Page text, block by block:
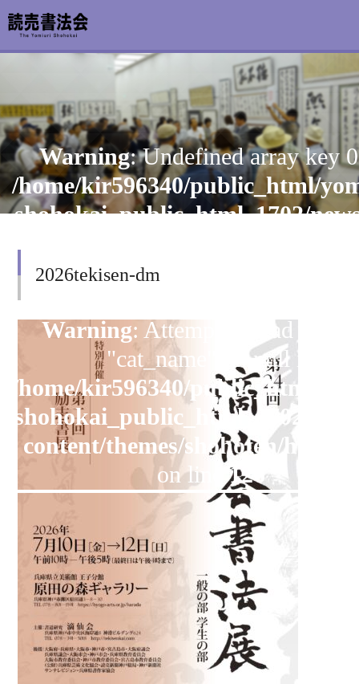
Warning: Undefined array key
/home/kir596340/public_html/
shohokai_public_html_1702/
on line
Warning: Attempt to read
"cat_name" on null in
/home/kir596340/public_html/
shohokai_public_html_1702/
content/themes/shohoten/
on line126
2026tekisen-dm
お知らせ
読売書法会について
読売書法展
書道教室検索
デジタルアーカイブ
オンラインショップ
お問い合わせ